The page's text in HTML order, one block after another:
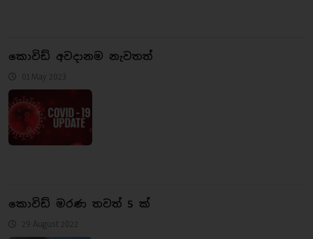
කොවිඩ් අවදානම නැවතත්
01 May 2023
කොවිඩ් මරණ තවත් 5 ක්
29 August 2022